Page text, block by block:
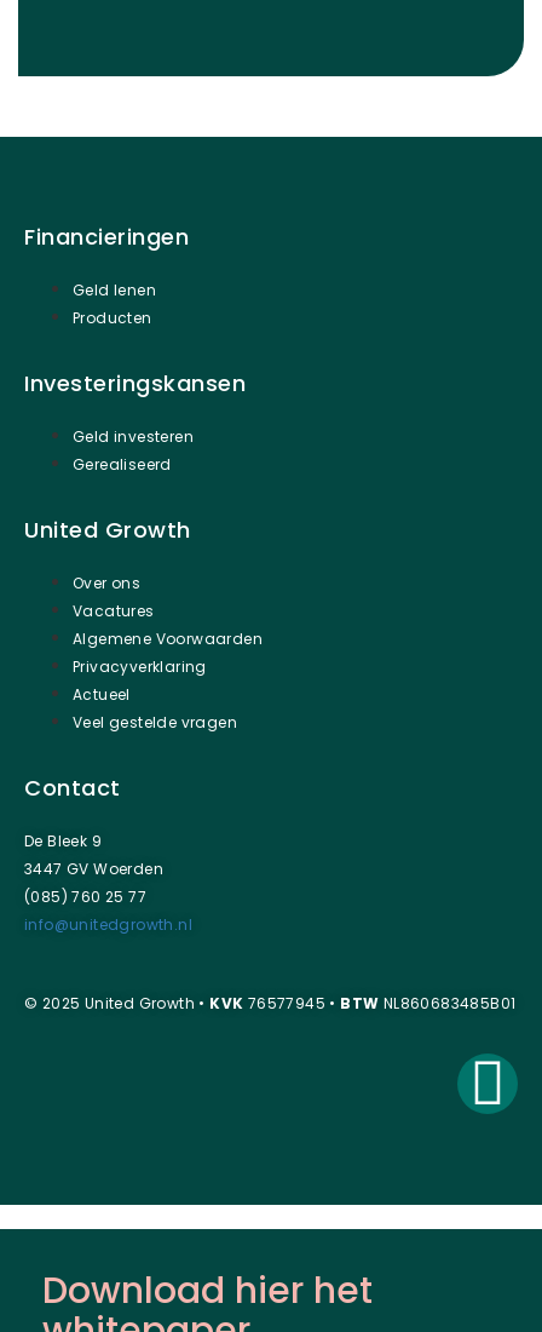
Financieringen
Geld lenen
Producten
Investeringskansen
Geld investeren
Gerealiseerd
United Growth
Over ons
Vacatures
Algemene Voorwaarden
Privacyverklaring
Actueel
Veel gestelde vragen
Contact
De Bleek 9
3447 GV Woerden
(085) 760 25 77
info@unitedgrowth.nl
© 2025 United Growth • KVK 76577945 • BTW NL860683485B01
Download hier het